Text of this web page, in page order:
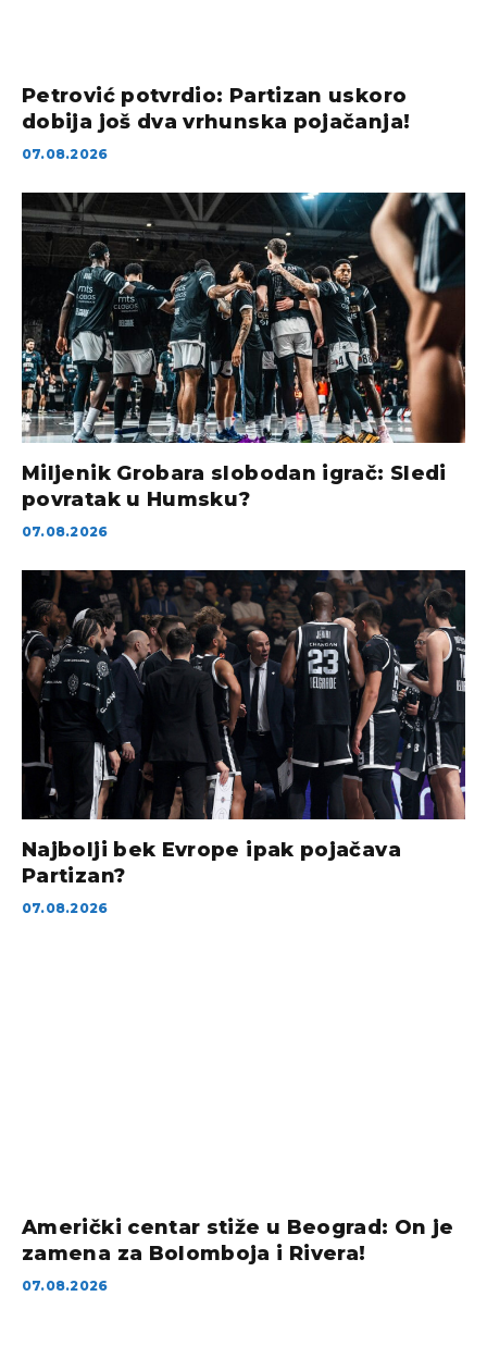
Petrović potvrdio: Partizan uskoro
dobija još dva vrhunska pojačanja!
07.08.2026
Miljenik Grobara slobodan igrač: Sledi
povratak u Humsku?
07.08.2026
Najbolji bek Evrope ipak pojačava
Partizan?
07.08.2026
Američki centar stiže u Beograd: On je
zamena za Bolomboja i Rivera!
07.08.2026